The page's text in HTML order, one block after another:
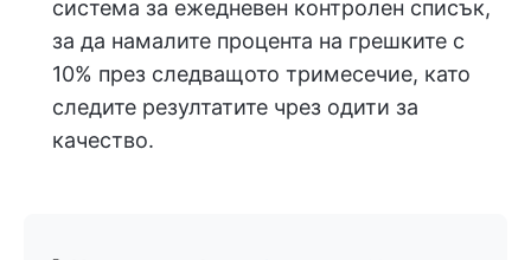
система за ежедневен контролен списък,
за да намалите процента на грешките с
10% през следващото тримесечие, като
следите резултатите чрез одити за
качество.